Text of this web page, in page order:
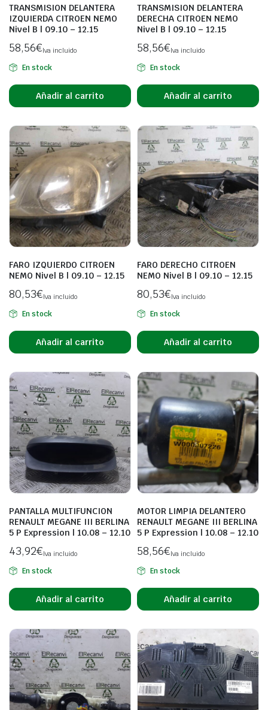
TRANSMISION DELANTERA
IZQUIERDA CITROEN NEMO
Nivel B | 09.10 – 12.15
58,56€Iva incluido
En stock
Añadir al carrito
TRANSMISION DELANTERA
DERECHA CITROEN NEMO
Nivel B | 09.10 – 12.15
58,56€Iva incluido
En stock
Añadir al carrito
FARO IZQUIERDO CITROEN
NEMO Nivel B | 09.10 – 12.15
80,53€Iva incluido
En stock
Añadir al carrito
FARO DERECHO CITROEN
NEMO Nivel B | 09.10 – 12.15
80,53€Iva incluido
En stock
Añadir al carrito
PANTALLA MULTIFUNCION
RENAULT MEGANE III BERLINA
5 P Expression | 10.08 – 12.10
43,92€Iva incluido
En stock
Añadir al carrito
MOTOR LIMPIA DELANTERO
RENAULT MEGANE III BERLINA
5 P Expression | 10.08 – 12.10
58,56€Iva incluido
En stock
Añadir al carrito